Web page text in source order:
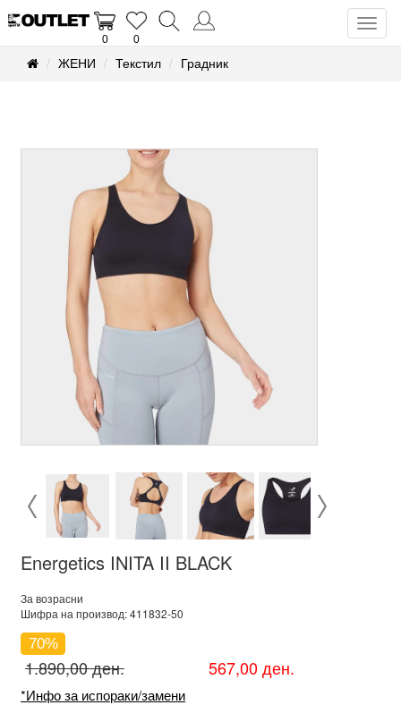
0 0
ЖЕНИ Текстил Градник
Energetics INITA II BLACK
За возрасни
Шифра на производ: 411832-50
70%
1.890,00 ден. 567,00 ден.
*Инфо за испораки/замени